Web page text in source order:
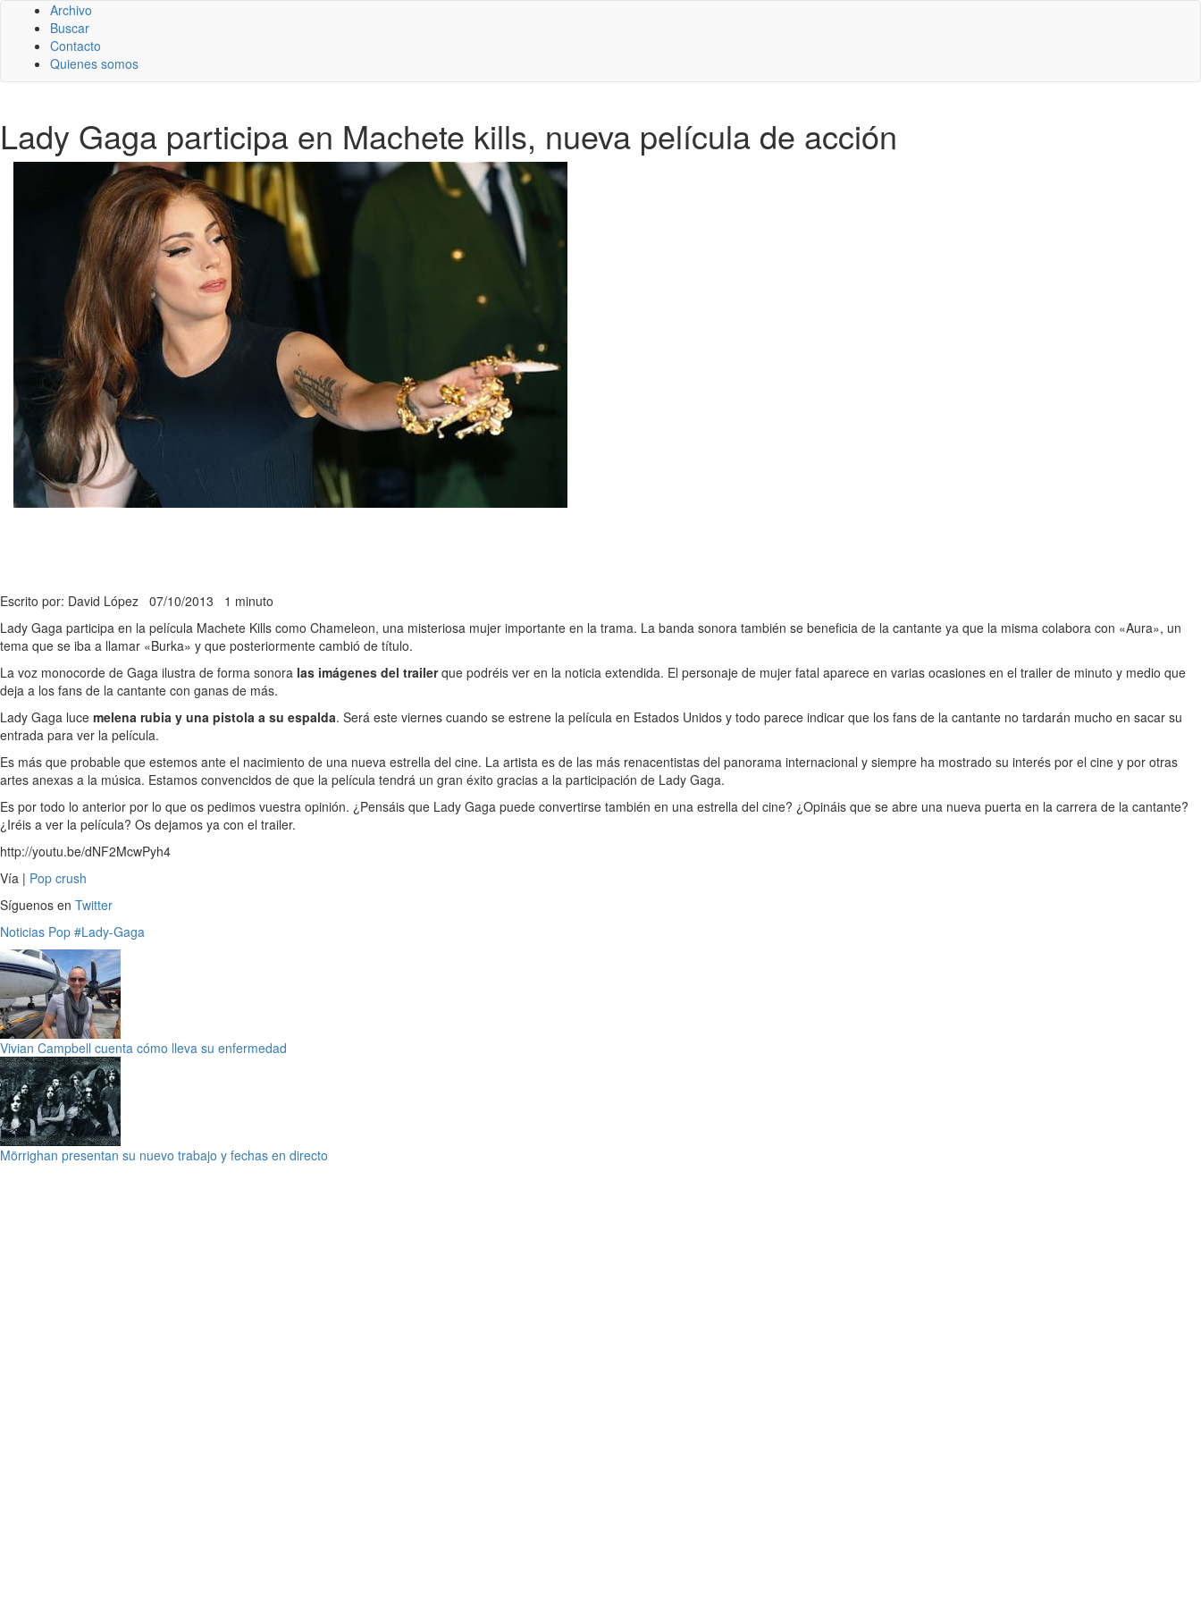
Archivo
Buscar
Contacto
Quienes somos
Lady Gaga participa en Machete kills, nueva película de acción
Escrito por: David López 07/10/2013 1 minuto
Lady Gaga participa en la película Machete Kills como Chameleon, una misteriosa mujer importante en la trama. La banda sonora también se beneficia de la cantante ya que la misma colabora con «Aura», un
tema que se iba a llamar «Burka» y que posteriormente cambió de título.
La voz monocorde de Gaga ilustra de forma sonora las imágenes del trailerque podréis ver en la noticia extendida. El personaje de mujer fatal aparece en varias ocasiones en el trailer de minuto y medio que
deja a los fans de la cantante con ganas de más.
Lady Gaga luce melena rubia y una pistola a su espalda. Será este viernes cuando se estrene la película en Estados Unidos y todo parece indicar que los fans de la cantante no tardarán mucho en sacar su
entrada para ver la película.
Es más que probable que estemos ante el nacimiento de una nueva estrella del cine. La artista es de las más renacentistas del panorama internacional y siempre ha mostrado su interés por el cine y por otras
artes anexas a la música. Estamos convencidos de que la película tendrá un gran éxito gracias a la participación de Lady Gaga.
Es por todo lo anterior por lo que os pedimos vuestra opinión. ¿Pensáis que Lady Gaga puede convertirse también en una estrella del cine? ¿Opináis que se abre una nueva puerta en la carrera de la cantante?
¿Iréis a ver la película? Os dejamos ya con el trailer.
http://youtu.be/dNF2McwPyh4
Vía | Pop crush
Síguenos en Twitter
Noticias Pop #Lady-Gaga
Vivian Campbell cuenta cómo lleva su enfermedad
Mörrighan presentan su nuevo trabajo y fechas en directo